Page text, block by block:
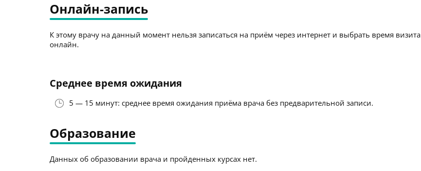
Онлайн-запись
К этому врачу на данный момент нельзя записаться на приём через интернет и выбрать время визита
онлайн.
Среднее время ожидания
5 — 15 минут: среднее время ожидания приёма врача без предварительной записи.
Образование
Данных об образовании врача и пройденных курсах нет.